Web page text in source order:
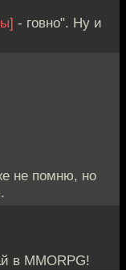
- говно". Ну и
не помню, но
в MMORPG!